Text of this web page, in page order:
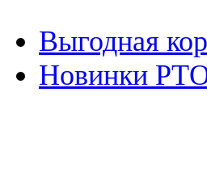
Выгодная
Новинки